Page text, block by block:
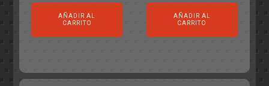
AÑADIR AL
CARRITO
AÑADIR AL
CARRITO